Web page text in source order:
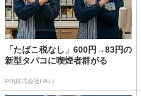
「たばこ税なし」600円→83円の
新型タバコに喫煙者群がる
PR(株式会社HAL)